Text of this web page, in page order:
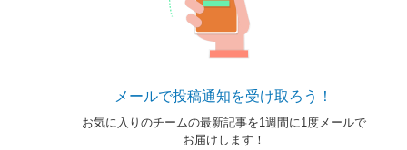
メールで投稿通知を受け取ろう！
お気に入りのチームの最新記事を1週間に1度メールで
お届けします！